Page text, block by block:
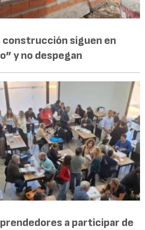
construcción siguen en
y no despegan
a participar de